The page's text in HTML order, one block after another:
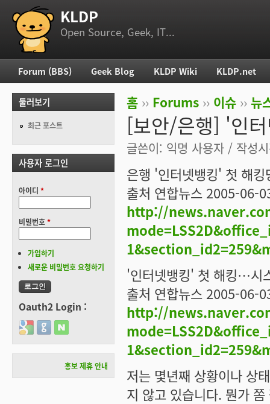
부 메뉴 KLDP
Open Source, Geek, IT...
현재 위치
홈 ›› Forums ›› 이슈 ›› 뉴
[보안/은행] '인
글쓴이: 익명 사용자 / 작성
은행 '인터넷뱅킹' 첫 해
출처 연합뉴스 2005-06-
http://
'인터넷뱅킹' 첫 해킹…시
출처 연합뉴스 2005-06-
http://
저는 몇년째 상황이나 상
지 않고 있습니다. 뭔가
주 메뉴
Forum (BBS) Geek Blog KLDP Wiki KLDP.net
둘러보기
최근 포스트
사용자 로그인
아이디 *
비밀번호*
가입하기
새로운 비밀번호 요청하기
Oauth2 Login :
Login with Google
Login with GitHub
Login with Naver
홍보 제휴 안내